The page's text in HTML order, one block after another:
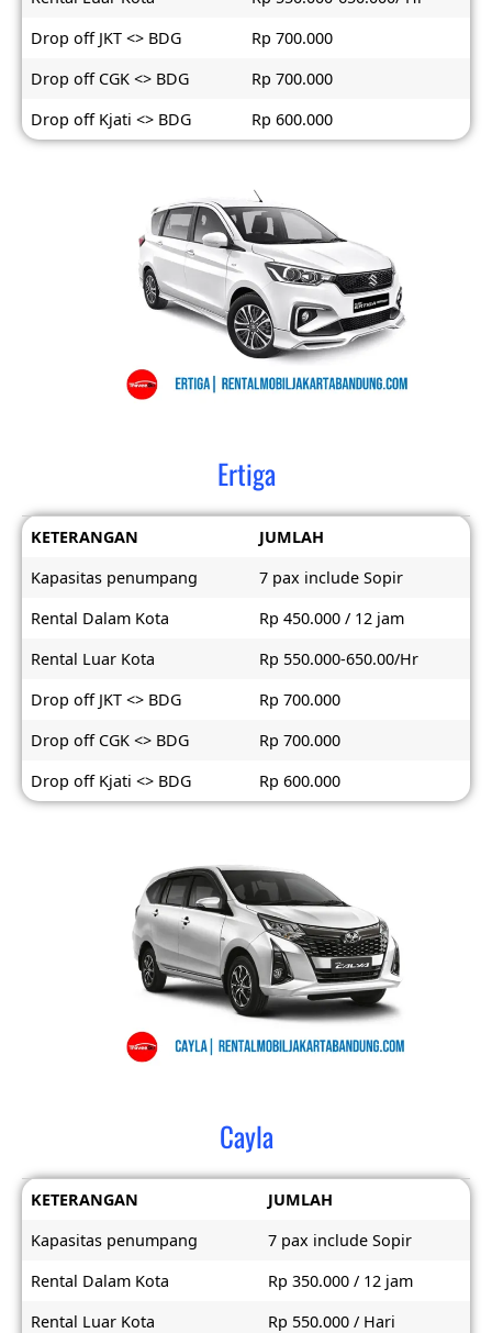
Drop off JKT <> BDG
Rp 700.000
Drop off CGK <> BDG
Rp 700.000
Drop off Kjati <> BDG
Rp 600.000
Ertiga
KETERANGAN
JUMLAH
Kapasitas penumpang
7 pax include Sopir
Rental Dalam Kota
Rp 450.000 / 12 jam
Rental Luar Kota
Rp 550.000-650.00/Hr
Drop off JKT <> BDG
Rp 700.000
Drop off CGK <> BDG
Rp 700.000
Drop off Kjati <> BDG
Rp 600.000
Cayla
KETERANGAN
JUMLAH
Kapasitas penumpang
7 pax include Sopir
Rental Dalam Kota
Rp 350.000 / 12 jam
Rental Luar Kota
Rp 550.000 / Hari